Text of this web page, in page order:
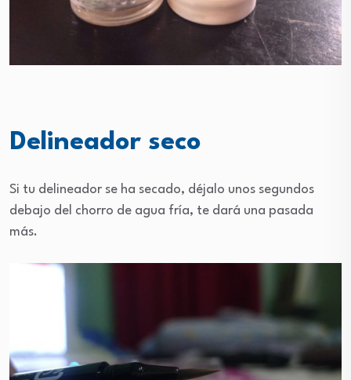
Delineador seco
Si tu delineador se ha secado, déjalo unos segundos
debajo del chorro de agua fría, te dará una pasada
más.